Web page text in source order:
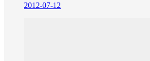
2012-07-12